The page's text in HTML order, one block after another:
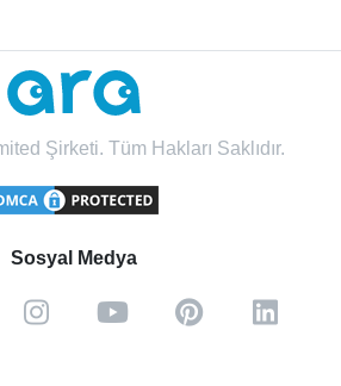
Şirketi. Tüm Hakları Saklıdır.
Sosyal Medya